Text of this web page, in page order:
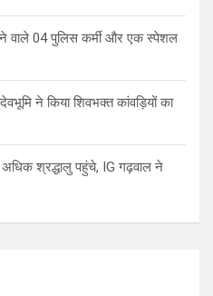
वाले 04 पुलिस कर्मी और एक स्पेशल
ने किया शिवभक्त कांवड़ियों का
श्रद्धालु पहुंचे, IG गढ़वाल ने